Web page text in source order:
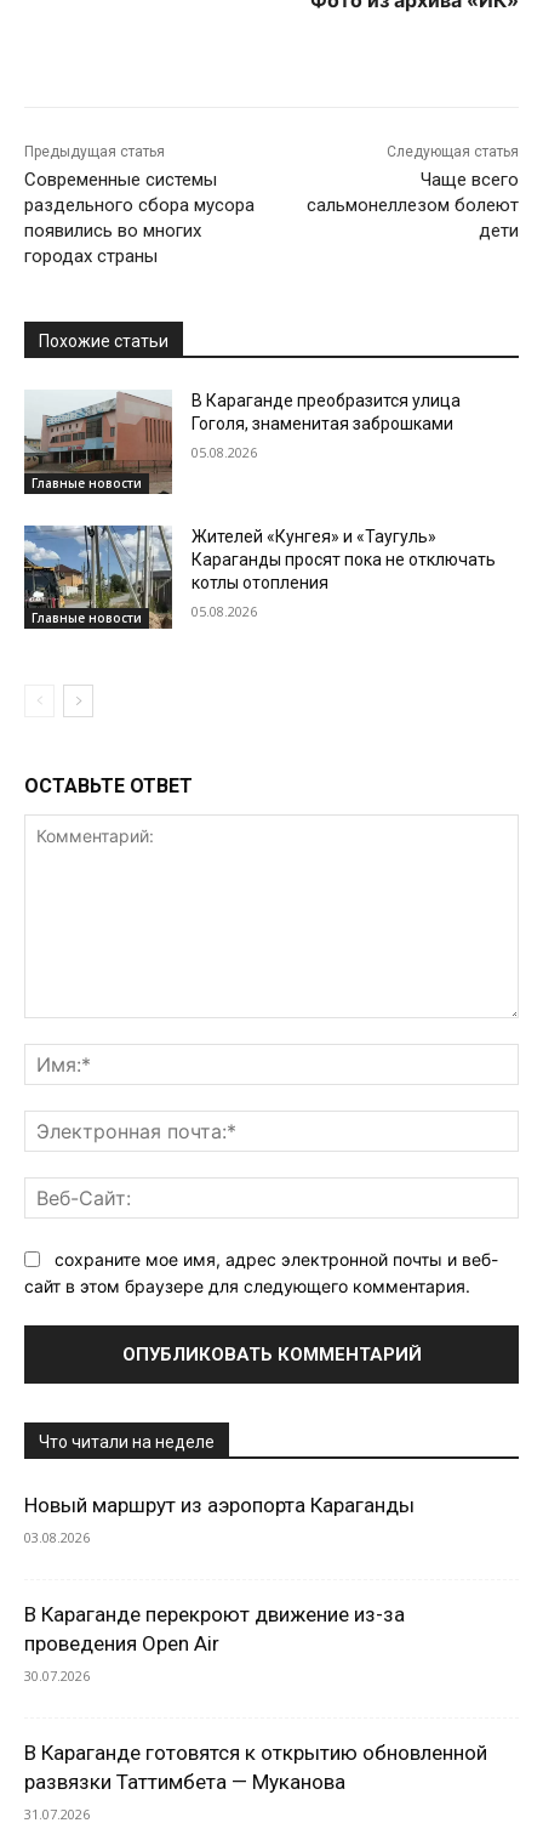
Предыдущая статья
Современные системы
раздельного сбора мусора
появились во многих
городах страны
Следующая статья
Чаще всего
сальмонеллезом болеют
дети
Похожие статьи
Главные новости
В Караганде преобразится улица
Гоголя, знаменитая заброшками
05.08.2026
Главные новости
Жителей «Кунгея» и «Таугуль»
Караганды просят пока не отключать
котлы отопления
05.08.2026
ОСТАВЬТЕ ОТВЕТ
сохраните мое имя, адрес электронной почты и веб-
сайт в этом браузере для следующего комментария.
Что читали на неделе
Новый маршрут из аэропорта Караганды
03.08.2026
В Караганде перекроют движение из-за
проведения Open Air
30.07.2026
В Караганде готовятся к открытию обновленной
развязки Таттимбета — Муканова
31.07.2026